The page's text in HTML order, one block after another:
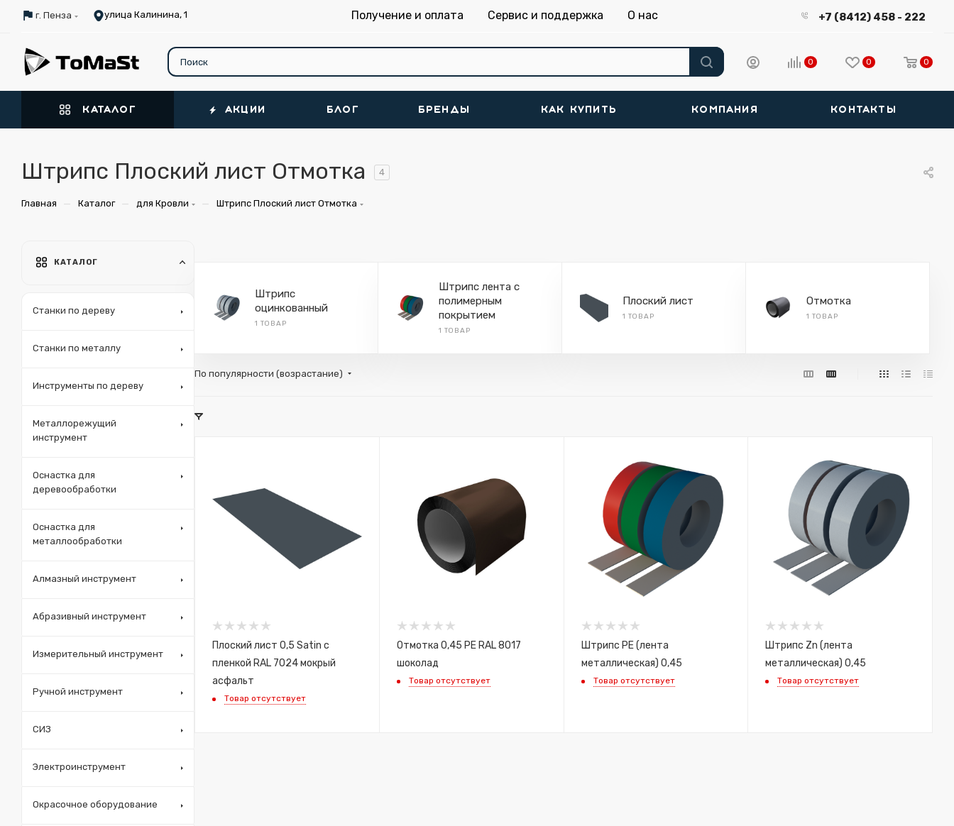
г. Пенза улица Калинина, 1 Получение и оплата Сервис и поддержка О нас +7 (8412) 458 - 222
0 0 0
КАТАЛОГ АКЦИИ БЛОГ БРЕНДЫ КАК КУПИТЬ КОМПАНИЯ КОНТАКТЫ
Штрипс Плоский лист Отмотка 4
Главная — Каталог — для Кровли — Штрипс Плоский лист Отмотка
Штрипс
оцинкованный
1 ТОВАР
Штрипс лента с
полимерным
покрытием
1 ТОВАР
Плоский лист
1 ТОВАР
Отмотка
1 ТОВАР
По популярности (возрастание)
Плоский лист 0,5 Satin с
пленкой RAL 7024 мокрый
асфальт
Товар отсутствует
Отмотка 0,45 PE RAL 8017
шоколад
Товар отсутствует
Штрипс PE (лента
металлическая) 0,45
Товар отсутствует
Штрипс Zn (лента
металлическая) 0,45
Товар отсутствует
КАТАЛОГ
Станки по дереву
Станки по металлу
Инструменты по дереву
Металлорежущий
инструмент
Оснастка для
деревообработки
Оснастка для
металлообработки
Алмазный инструмент
Абразивный инструмент
Измерительный инструмент
Ручной инструмент
СИЗ
Электроинструмент
Окрасочное оборудование